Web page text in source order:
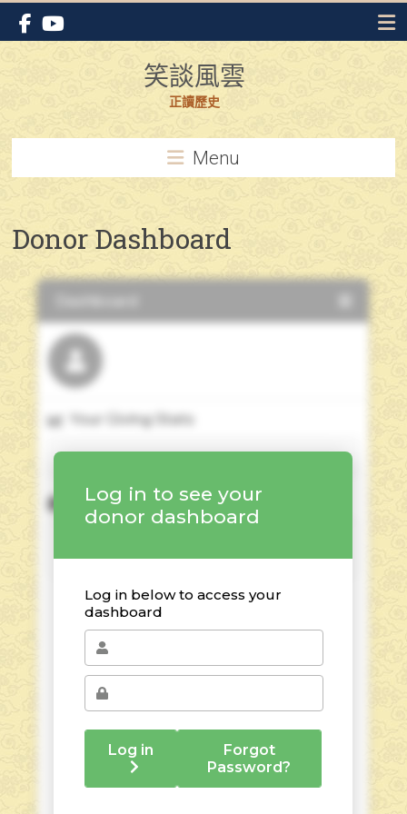
Skip
content
笑談風雲
正讀歷史
Menu
Donor Dashboard